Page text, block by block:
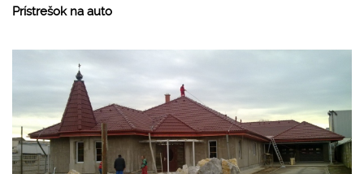
Prístrešok na auto